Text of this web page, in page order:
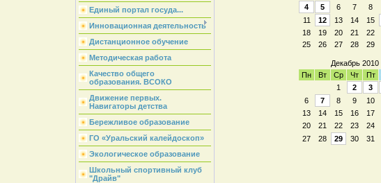
Единый портал госуда...
Инновационная деятельность
Дистанционное обучение
Методическая работа
Качество общего
образования. ВСОКО
Движение первых.
Навигаторы детства
Бережливое образование
ГО «Уральский калейдоскоп»
Экологическое образование
Школьный спортивный клуб
"Драйв"
4
5 6 7 8
11
12 13 14 15
18
19 20 21 22
25
26 27 28 29
Декабрь 2010
Пн
Вт Ср Чт Пт
1
2 3
6
7 8 9 10
13
14 15 16 17
20
21 22 23 24
27
28 29 30 31